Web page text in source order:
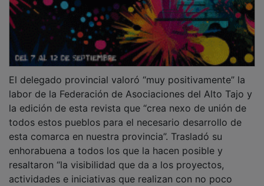
labor de la Federación de Asociaciones del Alto Tajo y
la edición de esta revista que “crea nexo de unión de
todos estos pueblos para el necesario desarrollo de
esta comarca en nuestra provincia”. Trasladó su
enhorabuena a todos los que la hacen posible y
resaltaron “la visibilidad que da a los proyectos,
actividades e iniciativas que realizan con no poco